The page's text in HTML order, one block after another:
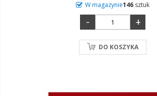
W magazynie146 sztuk
- +
DO KOSZYKA